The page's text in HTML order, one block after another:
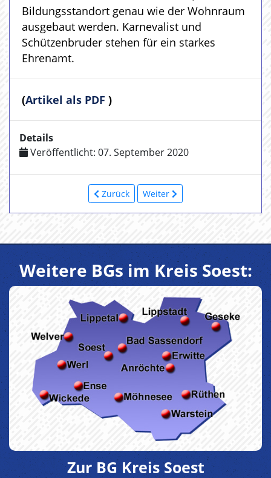
Bildungsstandort genau wie der Wohnraum
ausgebaut werden. Karnevalist und
Schützenbruder stehen für ein starkes
Ehrenamt.
(Artikel als PDF )
Details
Veröffentlicht: 07. September 2020
Zurück Weiter
Weitere BGs im Kreis Soest:
Zur BG Kreis Soest